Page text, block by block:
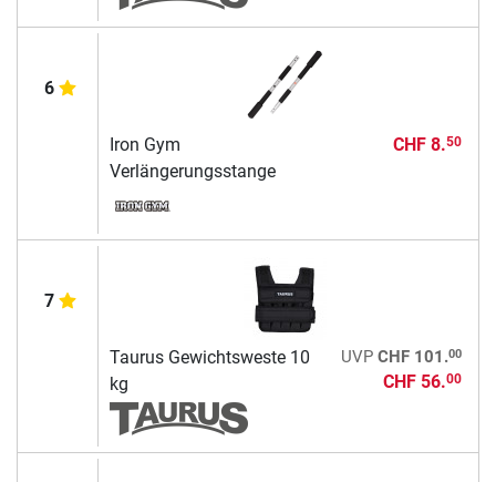
6
Iron Gym
Verlängerungsstange
CHF 8.50
7
Taurus Gewichtsweste 10
kg
UVP CHF 101.00
CHF 56.00